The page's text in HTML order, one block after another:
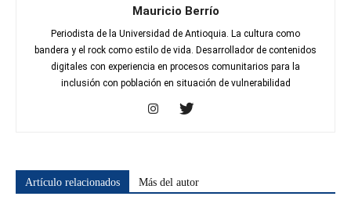
Mauricio Berrío
Periodista de la Universidad de Antioquia. La cultura como
bandera y el rock como estilo de vida. Desarrollador de contenidos
digitales con experiencia en procesos comunitarios para la
inclusión con población en situación de vulnerabilidad
Artículo relacionados Más del autor